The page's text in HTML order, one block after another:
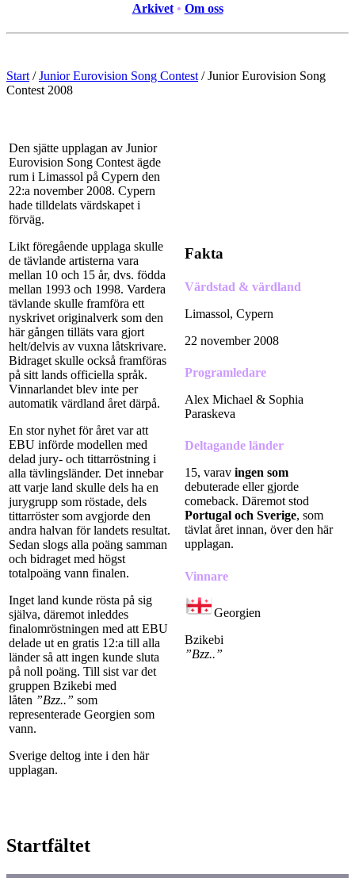
Arkivet • Om oss
Start / Junior Eurovision Song Contest / Junior Eurovision Song
Contest 2008
Den sjätte upplagan av Junior
Eurovision Song Contest ägde
rum i Limassol på Cypern den
22:a november 2008. Cypern
hade tilldelats värdskapet i
förväg.
Likt föregående upplaga skulle
de tävlande artisterna vara
mellan 10 och 15 år, dvs. födda
mellan 1993 och 1998. Vardera
tävlande skulle framföra ett
nyskrivet originalverk som den
här gången tilläts vara gjort
helt/delvis av vuxna låtskrivare.
Bidraget skulle också framföras
på sitt lands officiella språk.
Vinnarlandet blev inte per
automatik värdland året därpå.
En stor nyhet för året var att
EBU införde modellen med
delad jury- och tittarröstning i
alla tävlingsländer. Det innebar
att varje land skulle dels ha en
jurygrupp som röstade, dels
tittarröster som avgjorde den
andra halvan för landets resultat.
Sedan slogs alla poäng samman
och bidraget med högst
totalpoäng vann finalen.
Inget land kunde rösta på sig
själva, däremot inleddes
finalomröstningen med att EBU
delade ut en gratis 12:a till alla
länder så att ingen kunde sluta
på noll poäng. Till sist var det
gruppen Bzikebi med
låten ”Bzz..” som
representerade Georgien som
vann.
Sverige deltog inte i den här
upplagan.
Fakta
Värdstad & värdland
Limassol, Cypern
22 november 2008
Programledare
Alex Michael & Sophia
Paraskeva
Deltagande länder
15, varav ingen som
debuterade eller gjorde
comeback. Däremot stod
Portugal och Sverige, som
tävlat året innan, över den här
upplagan.
Vinnare
Georgien
Bzikebi
”Bzz..”
Startfältet